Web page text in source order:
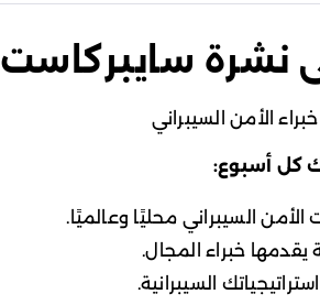
نشرة سايبركاست
الأمن السيبراني
كل أسبوع:
السيبراني محليًا وعالميًا.
يقدمها خبراء المجال.
السيبرانية.